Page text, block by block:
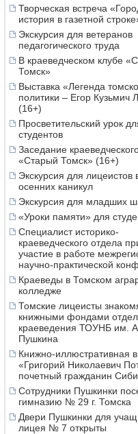
Творческая встреча
история в газетной
Экскурсия для ветеранов
педагогического труда
В краеведческом клубе
Томск»
Выставка «Легенда
политики – Егор Кузьмич
(16+)
Просветительский урок
студентов
Заседание
«Старый Томск» (16+)
Экскурсия для лицеистов
осенних каникул
Экскурсия для младших
«Уроки памяти» для
Специалист историко-
краеведческого отдела
участие в работе
научно-практической
Краеведы в Томском
колледже
Томские лицеисты
книжными фондами
краеведения ТОУНБ им.
Пушкина
Книжно-иллюстративная
«Григорий Николаевич
почетный гражданин
Сотрудники Пушкинки
гимназию № 29 г. Томска
Двери Пушкинки для
лицея № 7 открыты